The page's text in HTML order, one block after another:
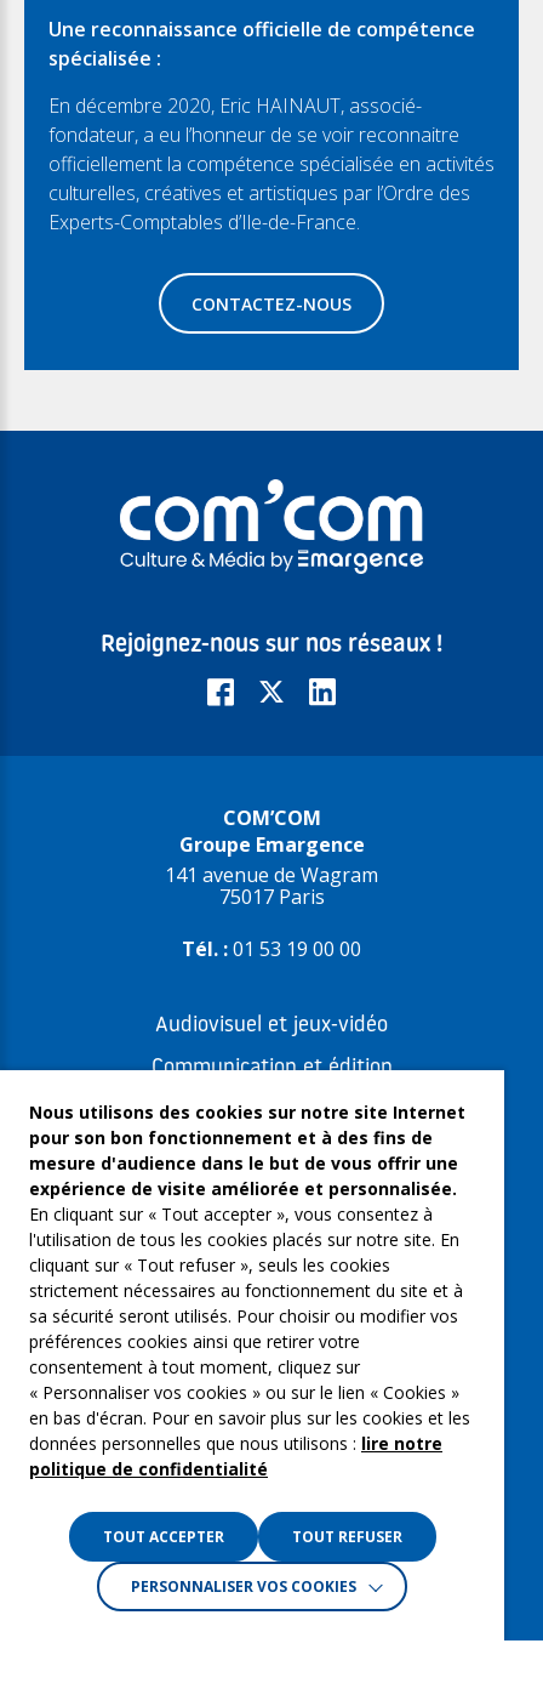
Une reconnaissance officielle de compétence
spécialisée :
En décembre 2020, Eric HAINAUT, associé-
fondateur, a eu l’honneur de se voir reconnaitre
officiellement la compétence spécialisée en activités
culturelles, créatives et artistiques par l’Ordre des
Experts-Comptables d’Ile-de-France.
CONTACTEZ-NOUS
Rejoignez-nous sur nos réseaux !
COM’COM
Groupe Emargence
141 avenue de Wagram
75017 Paris
Tél. :01 53 19 00 00
Audiovisuel et jeux-vidéo
Communication et édition
Freelances et artistes-auteurs
Musique et spectacles
Qui sommes-nous ?
Groupe Emargence
C’moi le chef
Actualités
Contactez nous
Mentions légales
Gestion des cookies
Crédits :La Jungle
Nous utilisons des cookies sur notre site Internet
pour son bon fonctionnement et à des fins de
mesure d'audience dans le but de vous offrir une
expérience de visite améliorée et personnalisée.
En cliquant sur « Tout accepter », vous consentez à
l'utilisation de tous les cookies placés sur notre site. En
cliquant sur « Tout refuser », seuls les cookies
strictement nécessaires au fonctionnement du site et à
sa sécurité seront utilisés. Pour choisir ou modifier vos
préférences cookies ainsi que retirer votre
consentement à tout moment, cliquez sur
« Personnaliser vos cookies » ou sur le lien « Cookies »
en bas d'écran. Pour en savoir plus sur les cookies et les
données personnelles que nous utilisons : lire notre
politique de confidentialité
TOUT ACCEPTER TOUT REFUSER
PERSONNALISER VOS COOKIES